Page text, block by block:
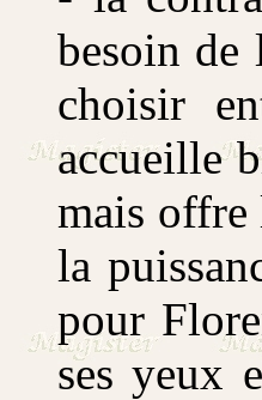
besoin de
choisir
accueille
mais offre
la
pour
ses yeux